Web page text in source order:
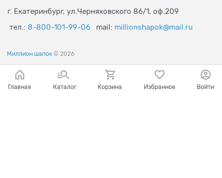
г. Екатеринбург, ул.Черняховского 86/1, оф.209
тел.: 8-800-101-99-06 mail: millionshapok@mail.ru
Миллион шапок © 2026
Главная Каталог Корзина Избранное Войти